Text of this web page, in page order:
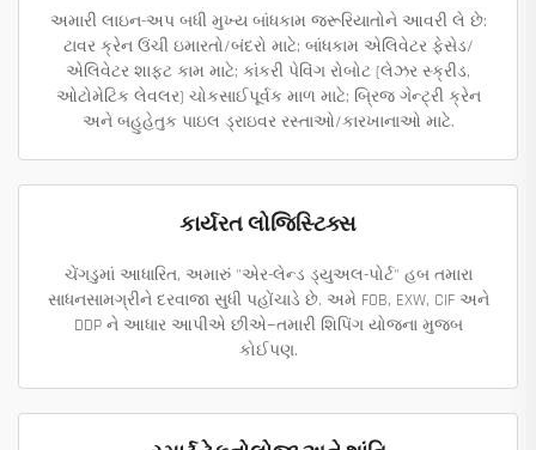
અમારી લાઇન-અપ બધી મુખ્ય બાંધકામ જરૂરિયાતોને આવરી લે છે:
ટાવર ક્રેન ઉંચી ઇમારતો/બંદરો માટે; બાંધકામ એલિવેટર ફેસેડ/
એલિવેટર શાફ્ટ કામ માટે; કાંકરી પેવિંગ રોબોટ (લેઝર સ્ક્રીડ,
ઓટોમેટિક લેવલર) ચોકસાઈપૂર્વક માળ માટે; બ્રિજ ગેન્ટ્રી ક્રેન
અને બહુહેતુક પાઇલ ડ્રાઇવર રસ્તાઓ/કારખાનાઓ માટે.
કાર્યરત લોજિસ્ટિક્સ
ચેંગડુમાં આધારિત, અમારું "એર-લેન્ડ ડ્યુઅલ-પોર્ટ" હબ તમારા
સાધનસામગ્રીને દરવાજા સુધી પહોંચાડે છે. અમે FOB, EXW, CIF અને
DDP ને આધાર આપીએ છીએ—તમારી શિપિંગ યોજના મુજબ
કોઈપણ.